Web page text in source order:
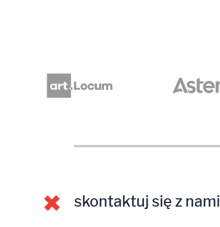
skontaktuj się z nami